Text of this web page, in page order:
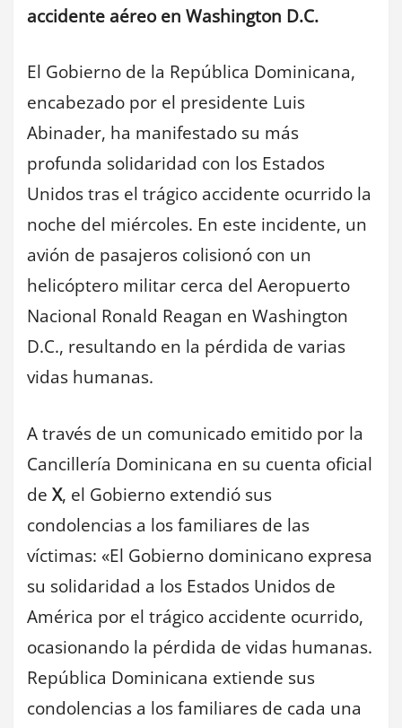
accidente aéreo en Washington D.C.
El Gobierno de la República Dominicana,
encabezado por el presidente Luis
Abinader, ha manifestado su más
profunda solidaridad con los Estados
Unidos tras el trágico accidente ocurrido la
noche del miércoles. En este incidente, un
avión de pasajeros colisionó con un
helicóptero militar cerca del Aeropuerto
Nacional Ronald Reagan en Washington
D.C., resultando en la pérdida de varias
vidas humanas.
A través de un comunicado emitido por la
Cancillería Dominicana en su cuenta oficial
de X, el Gobierno extendió sus
condolencias a los familiares de las
víctimas: «El Gobierno dominicano expresa
su solidaridad a los Estados Unidos de
América por el trágico accidente ocurrido,
ocasionando la pérdida de vidas humanas.
República Dominicana extiende sus
condolencias a los familiares de cada una